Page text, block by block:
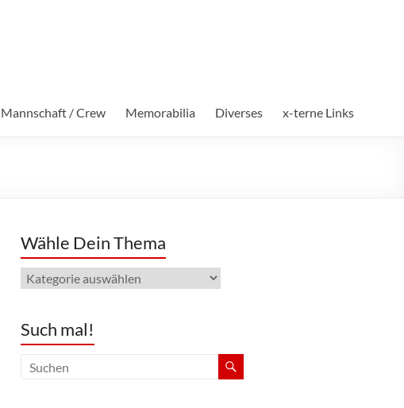
Mannschaft / Crew Memorabilia Diverses x-terne Links
Wähle Dein Thema
Wähle
Dein
Such mal!